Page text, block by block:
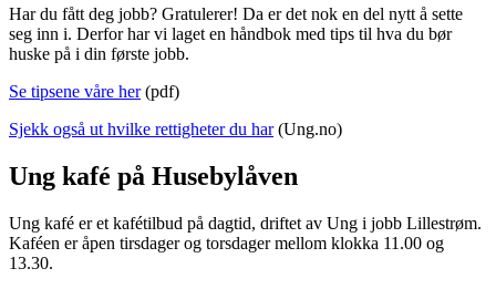
Har du fått deg jobb? Gratulerer! Da er det nok en del nytt å sette
seg inn i. Derfor har vi laget en håndbok med tips til hva du bør
huske på i din første jobb.
Se tipsene våre her(pdf)
Sjekk også ut hvilke rettigheter du har(Ung.no)
Ung kafé på Husebylåven
Ung kafé er et kafétilbud på dagtid, driftet av Ung i jobb Lillestrøm.
Kaféen er åpen tirsdager og torsdager mellom klokka 11.00 og
13.30.